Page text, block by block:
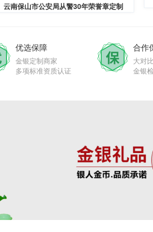
云南保山市公安局从警30年荣誉章定制
优选保障
金银定制商家
多项标准资质认证
合作
大对
金银